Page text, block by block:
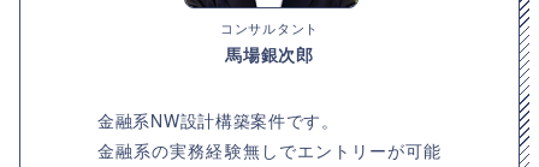
コンサルタント
馬場銀次郎
金融系NW設計構築案件です。
金融系の実務経験無しでエントリーが可能